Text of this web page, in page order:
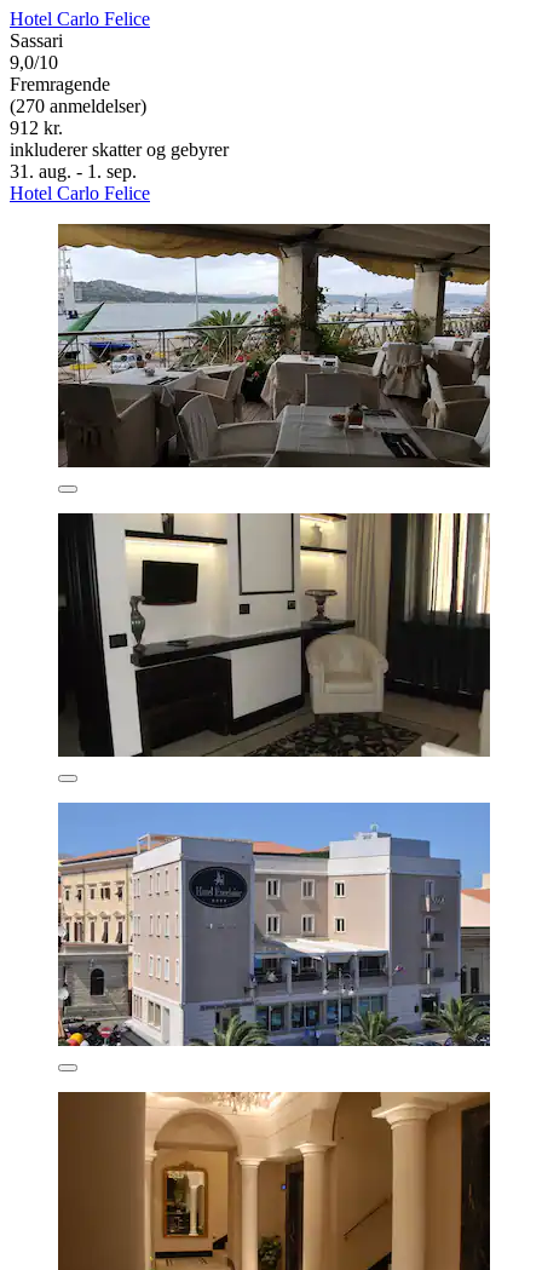
Hotel Carlo Felice
Sassari
9,0/10
Fremragende
(270 anmeldelser)
912 kr.
inkluderer skatter og gebyrer
31. aug. - 1. sep.
Hotel Carlo Felice